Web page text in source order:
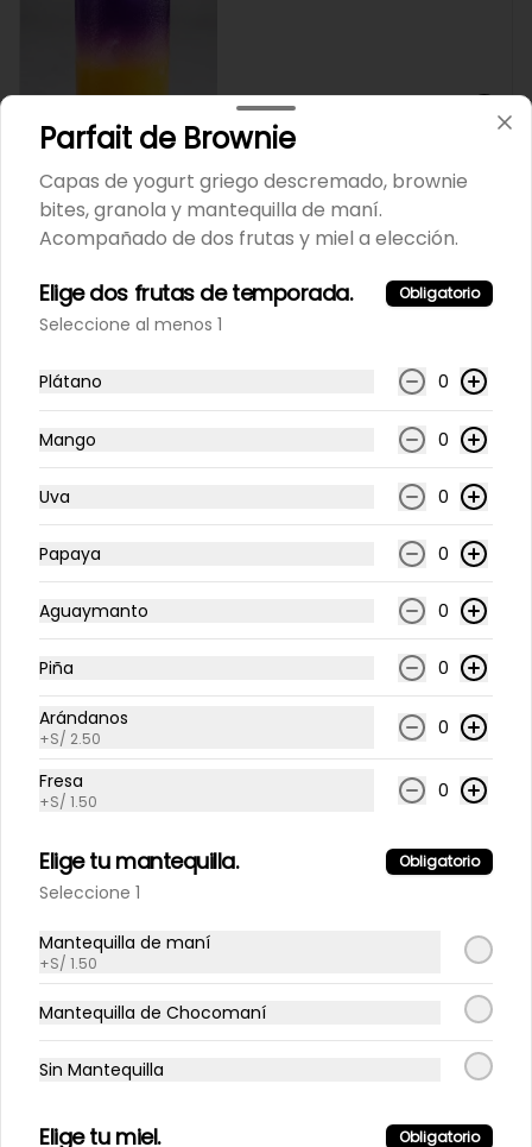
S/ 13.00
Strawberry K-Latte
Leche de coco y fresa.
Disponible también con
Batidos
Proteína - Batido Isolate
Vainilla o cacao.  12 onzas
Proteína - Batido whey
Vainilla o cacao.  12 onzas
100% naranja
Jugo 100% de Naranja 12 oz
Parfait de Brownie
Capas de yogurt griego descremado, brownie
bites, granola y mantequilla de maní.
Acompañado de dos frutas y miel a elección.
Elige dos frutas de temporada. Obligatorio
Seleccione al menos 1
Plátano 0
Mango 0
Uva 0
Papaya 0
Aguaymanto 0
Piña 0
Arándanos
+S/ 2.50 0
Fresa
+S/ 1.50 0
Elige tu mantequilla. Obligatorio
Seleccione 1
Mantequilla de maní
+S/ 1.50
Mantequilla de Chocomaní
Sin Mantequilla
Elige tu miel. Obligatorio